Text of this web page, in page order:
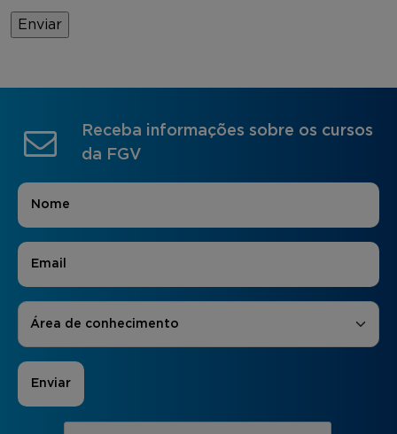
Receba informações sobre os cursos
da FGV
Nome
E-mail
Áreas de Interesse
Área de conhecimento